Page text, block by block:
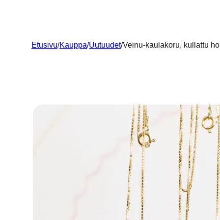
Etusivu/Kauppa/Uutuudet/Veinu-kaulakoru, kullattu